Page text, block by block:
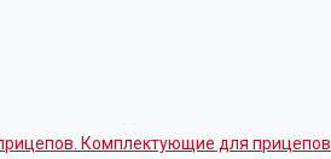
Комплектующие для прицепов